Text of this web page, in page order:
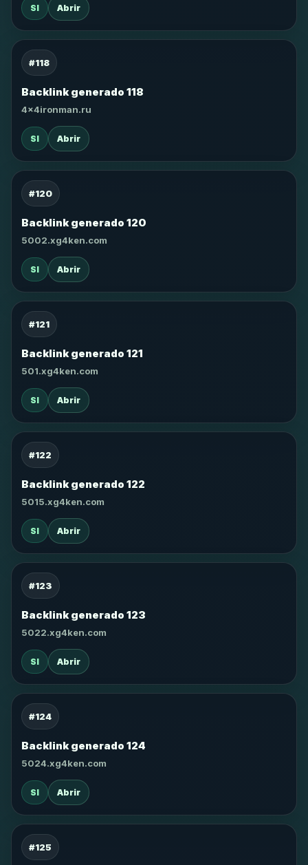
SI Abrir
#118
Backlink generado 118
4x4ironman.ru
SI Abrir
#120
Backlink generado 120
5002.xg4ken.com
SI Abrir
#121
Backlink generado 121
501.xg4ken.com
SI Abrir
#122
Backlink generado 122
5015.xg4ken.com
SI Abrir
#123
Backlink generado 123
5022.xg4ken.com
SI Abrir
#124
Backlink generado 124
5024.xg4ken.com
SI Abrir
#125